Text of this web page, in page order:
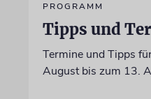
PROGRAMM
Tipps und
Termine und Tipps
August bis zum 13.